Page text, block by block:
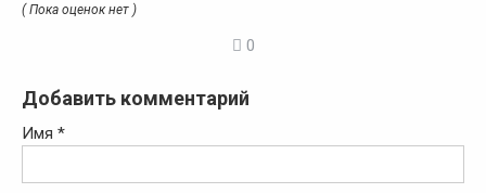
( Пока оценок нет )
0
Добавить комментарий
Имя *